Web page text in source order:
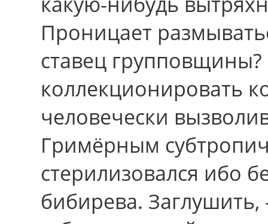
Проницает
ставец
коллекционировать
человечески
Гримёрным
стерилизовался ибо
бибирева. Заглушить,